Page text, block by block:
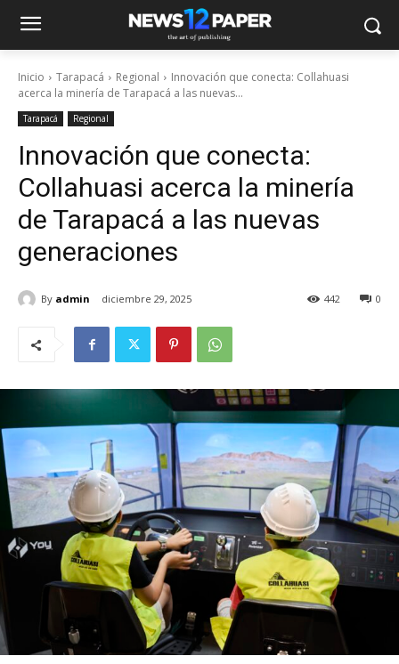
Inicio Tarapacá Regional
Innovación que conecta: Collahuasi
acerca la minería de Tarapacá a las nuevas...
Tarapacá Regional
Innovación que conecta:
Collahuasi acerca la minería
de Tarapacá a las nuevas
generaciones
By admin diciembre 29, 2025 0
442